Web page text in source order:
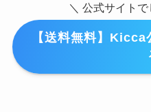
＼ 公式サイト
【送料無料】